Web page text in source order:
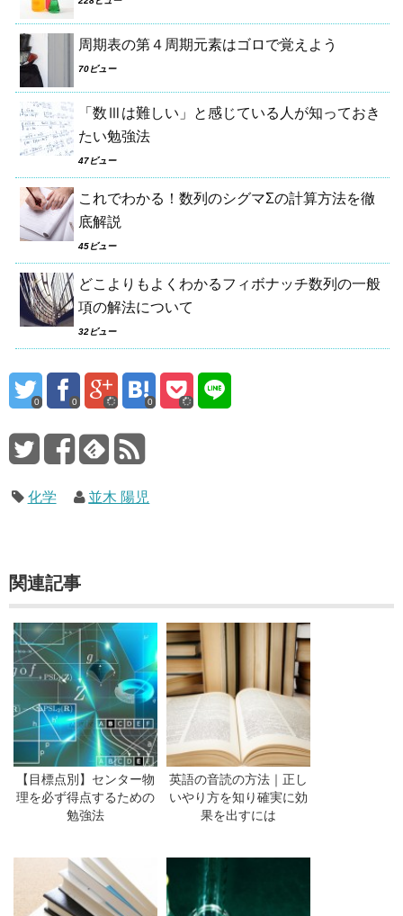
周期表の第４周期元素はゴロで覚えよう
70ビュー
「数Ⅲは難しい」と感じている人が知っておき
たい勉強法
47ビュー
これでわかる！数列のシグマΣの計算方法を徹
底解説
45ビュー
どこよりもよくわかるフィボナッチ数列の一般
項の解法について
32ビュー
0 0 0
化学 並木 陽児
関連記事
【目標点別】センター物
理を必ず得点するための
勉強法
英語の音読の方法｜正し
いやり方を知り確実に効
果を出すには